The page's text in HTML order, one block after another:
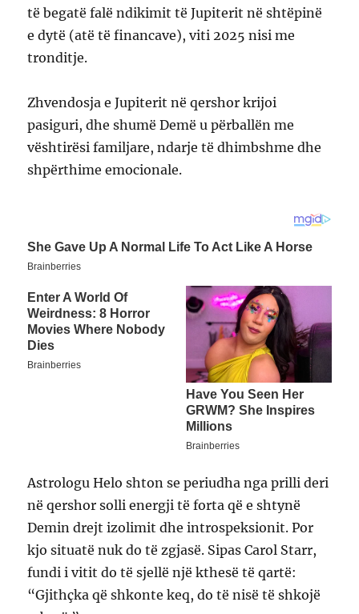
të begatë falë ndikimit të Jupiterit në shtëpinë
e dytë (atë të financave), viti 2025 nisi me
tronditje.
Zhvendosja e Jupiterit në qershor krijoi
pasiguri, dhe shumë Demë u përballën me
vështirësi familjare, ndarje të dhimbshme dhe
shpërthime emocionale.
Astrologu Helo shton se periudha nga prilli deri
në qershor solli energji të forta që e shtynë
Demin drejt izolimit dhe introspeksionit. Por
kjo situatë nuk do të zgjasë. Sipas Carol Starr,
fundi i vitit do të sjellë një kthesë të qartë:
“Gjithçka që shkonte keq, do të nisë të shkojë